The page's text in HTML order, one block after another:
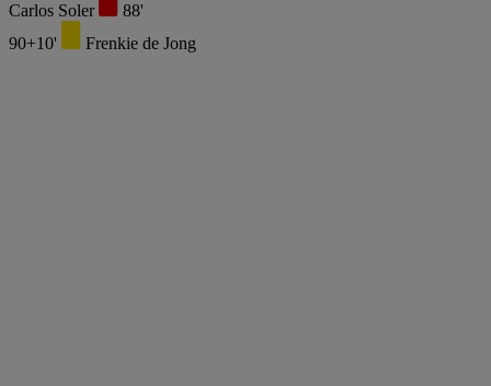
Carlos Soler
88'
90+10'
Frenkie de Jong